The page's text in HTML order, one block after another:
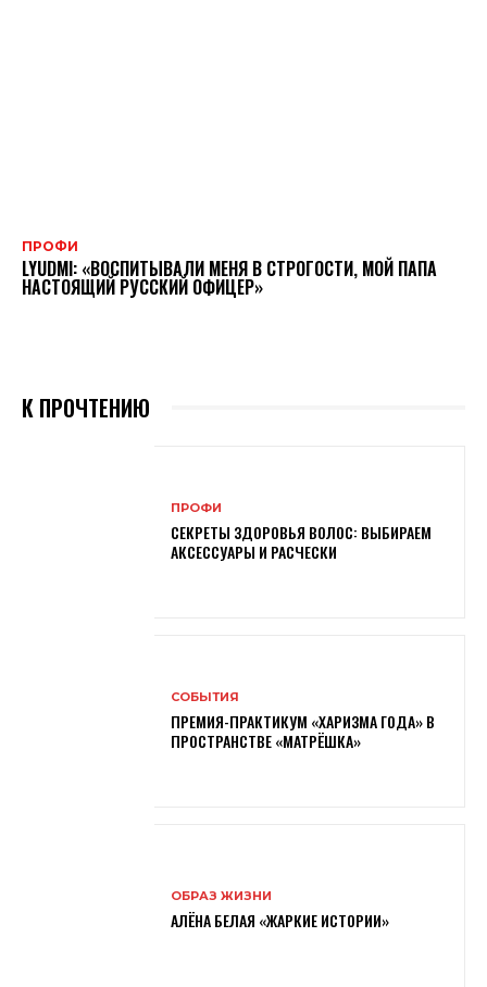
ПРОФИ
LYUDMI: «ВОСПИТЫВАЛИ МЕНЯ В СТРОГОСТИ, МОЙ ПАПА
НАСТОЯЩИЙ РУССКИЙ ОФИЦЕР»
К ПРОЧТЕНИЮ
ПРОФИ
СЕКРЕТЫ ЗДОРОВЬЯ ВОЛОС: ВЫБИРАЕМ
АКСЕССУАРЫ И РАСЧЕСКИ
СОБЫТИЯ
ПРЕМИЯ-ПРАКТИКУМ «ХАРИЗМА ГОДА» В
ПРОСТРАНСТВЕ «МАТРЁШКА»
ОБРАЗ ЖИЗНИ
АЛЁНА БЕЛАЯ «ЖАРКИЕ ИСТОРИИ»